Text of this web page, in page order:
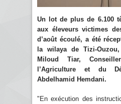
Un lot de plus de 6.100
aux éleveurs victimes
d’août écoulé, a été
la wilaya de Tizi-
Miloud Tiar,
l’Agriculture et du
Abdelhamid Hemdani.
"En exécution des